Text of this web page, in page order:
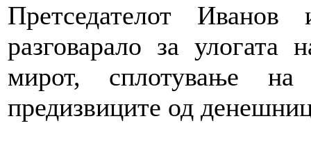
Претседателот
разговарало за улогата
мирот, сплотување
предизвиците од